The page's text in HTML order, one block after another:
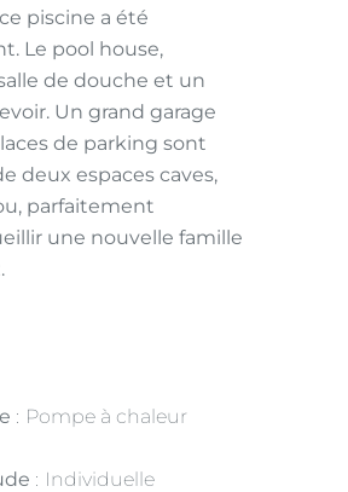
piscine a été
Le pool house,
de douche et un
Un grand garage
de parking sont
deux espaces caves,
parfaitement
une nouvelle famille
Pompe à chaleur
Individuelle